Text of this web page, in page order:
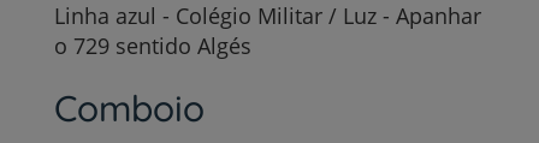
Linha azul - Colégio Militar / Luz - Apanhar
o 729 sentido Algés
Comboio